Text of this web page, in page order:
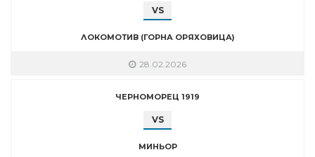
VS
ЛОКОМОТИВ (ГОРНА ОРЯХОВИЦА)
28.02.2026
ЧЕРНОМОРЕЦ 1919
VS
МИНЬОР